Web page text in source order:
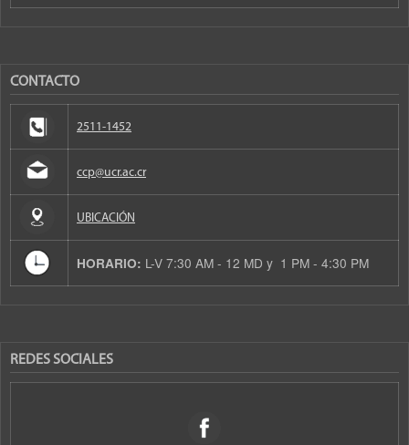
CONTACTO
2511-1452
ccp@ucr.ac.cr
UBICACIÓN
HORARIO: L-V 7:30 AM - 12 MD y 1 PM - 4:30 PM
REDES SOCIALES